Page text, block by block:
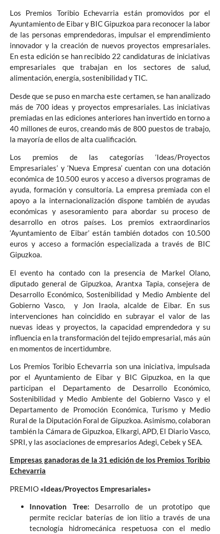
Los Premios Toribio Echevarria están promovidos por el
Ayuntamiento de Eibar y BIC Gipuzkoa para reconocer la labor
de las personas emprendedoras, impulsar el emprendimiento
innovador y la creación de nuevos proyectos empresariales.
En esta edición se han recibido 22 candidaturas de iniciativas
empresariales que trabajan en los sectores de salud,
alimentación, energía, sostenibilidad y TIC.
Desde que se puso en marcha este certamen, se han analizado
más de 700 ideas y proyectos empresariales. Las iniciativas
premiadas en las ediciones anteriores han invertido en torno a
40 millones de euros, creando más de 800 puestos de trabajo,
la mayoría de ellos de alta cualificación.
Los premios de las categorías ‘Ideas/Proyectos
Empresariales’ y ‘Nueva Empresa’ cuentan con una dotación
económica de 10.500 euros y acceso a diversos programas de
ayuda, formación y consultoría. La empresa premiada con el
apoyo a la internacionalización dispone también de ayudas
económicas y asesoramiento para abordar su proceso de
desarrollo en otros países. Los premios extraordinarios
‘Ayuntamiento de Eibar’ están también dotados con 10.500
euros y acceso a formación especializada a través de BIC
Gipuzkoa.
El evento ha contado con la presencia de Markel Olano,
diputado general de Gipuzkoa, Arantxa Tapia, consejera de
Desarrollo Económico, Sostenibilidad y Medio Ambiente del
Gobierno Vasco, y Jon Iraola, alcalde de Eibar. En sus
intervenciones han coincidido en subrayar el valor de las
nuevas ideas y proyectos, la capacidad emprendedora y su
influencia en la transformación del tejido empresarial, más aún
en momentos de incertidumbre.
Los Premios Toribio Echevarria son una iniciativa, impulsada
por el Ayuntamiento de Eibar y BIC Gipuzkoa, en la que
participan el Departamento de Desarrollo Económico,
Sostenibilidad y Medio Ambiente del Gobierno Vasco y el
Departamento de Promoción Económica, Turismo y Medio
Rural de la Diputación Foral de Gipuzkoa. Asimismo, colaboran
también la Cámara de Gipuzkoa, Elkargi, APD, El Diario Vasco,
SPRI, y las asociaciones de empresarios Adegi, Cebek y SEA.
Empresas ganadoras de la 31 edición de los Premios Toribio
Echevarria
PREMIO «Ideas/Proyectos Empresariales»
Innovation Tree: Desarrollo de un prototipo que
permite reciclar baterías de ion litio a través de una
tecnología hidromecánica respetuosa con el medio